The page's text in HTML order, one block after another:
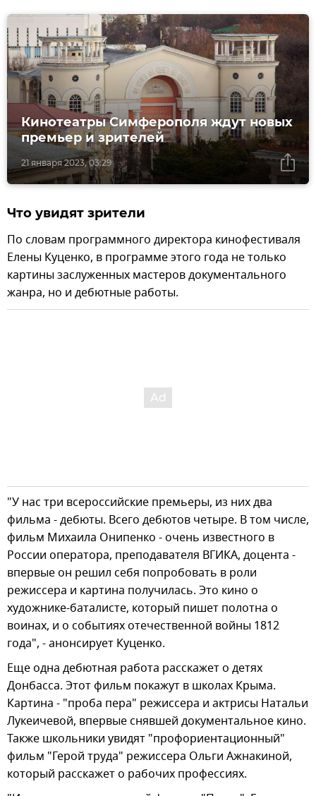
21 января 2023, 03:29
Кинотеатры Симферополя ждут новых
премьер и зрителей
Что увидят зрители
По словам программного директора кинофестиваля
Елены Куценко, в программе этого года не только
картины заслуженных мастеров документального
жанра, но и дебютные работы.
"У нас три всероссийские премьеры, из них два
фильма - дебюты. Всего дебютов четыре. В том числе,
фильм Михаила Онипенко - очень известного в
России оператора, преподавателя ВГИКА, доцента -
впервые он решил себя попробовать в роли
режиссера и картина получилась. Это кино о
художнике-баталисте, который пишет полотна о
воинах, и о событиях отечественной войны 1812
года", - анонсирует Куценко.
Еще одна дебютная работа расскажет о детях
Донбасса. Этот фильм покажут в школах Крыма.
Картина - "проба пера" режиссера и актрисы Натальи
Лукеичевой, впервые снявшей документальное кино.
Также школьники увидят "профориентационный"
фильм "Герой труда" режиссера Ольги Ажнакиной,
который расскажет о рабочих профессиях.